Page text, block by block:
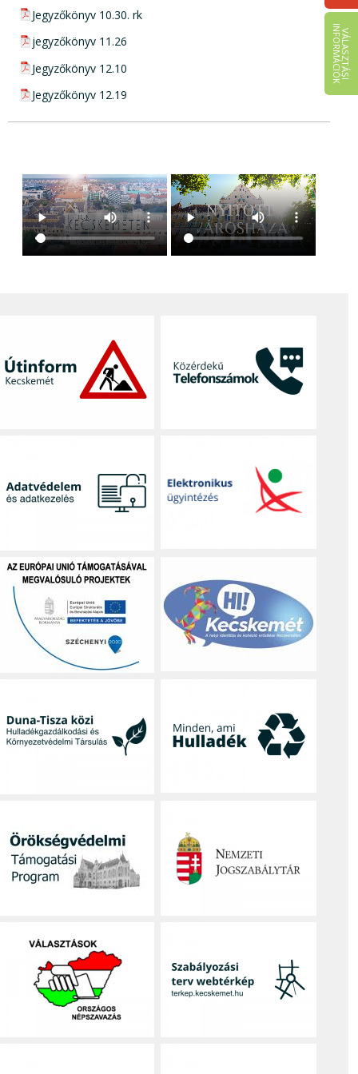
V
Á
L
A
S
Z
T
Á
S
I
IN
F
O
R
M
Á
C
I
Ó
K
pdf csatolmány:
Jegyzőkönyv 10.30. rk
pdf csatolmány:
jegyzőkönyv 11.26
pdf csatolmány:
Jegyzőkönyv 12.10
pdf csatolmány:
Jegyzőkönyv 12.19